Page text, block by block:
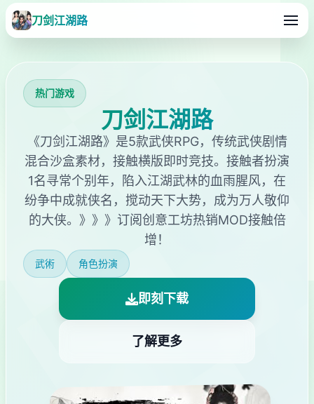
刀剑江湖路
热门游戏
刀剑江湖路
《刀剑江湖路》是5款武侠RPG，传统武侠剧情
混合沙盒素材，接触横版即时竞技。接触者扮演
1名寻常个别年，陷入江湖武林的血雨腥风，在
纷争中成就侠名，搅动天下大势，成为万人敬仰
的大侠。》》》订阅创意工坊热销MOD接触倍
增！
武術 角色扮演
即刻下载
了解更多